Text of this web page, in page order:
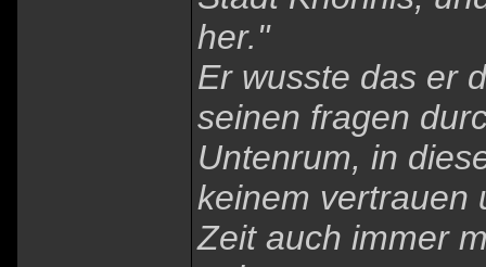
her."
Er wusste das er
seinen fragen
Untenrum, in
keinem vertrauen
Zeit auch immer